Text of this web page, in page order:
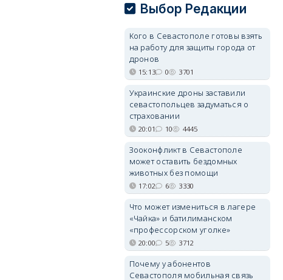
Выбор Редакции
Кого в Севастополе готовы взять
на работу для защиты города от
дронов
15:13 0 3701
Украинские дроны заставили
севастопольцев задуматься о
страховании
20:01 10 4445
Зооконфликт в Севастополе
может оставить бездомных
животных без помощи
17:02 6 3330
Что может измениться в лагере
«Чайка» и батилиманском
«профессорском уголке»
20:00 5 3712
Почему у абонентов
Севастополя мобильная связь